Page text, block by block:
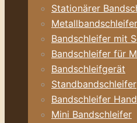
Stationärer
Metallbandschleifer
Bandschleifer mit
Bandschleifer für
Bandschleifgerät
Standbandschleifer
Bandschleifer
Mini Bandschleifer